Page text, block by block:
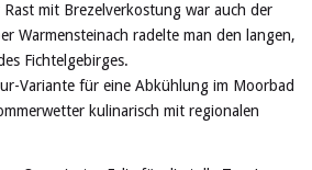
mit Brezelverkostung war auch der
Warmensteinach radelte man den langen,
Fichtelgebirges.
Variante für eine Abkühlung im Moorbad
kulinarisch mit regionalen